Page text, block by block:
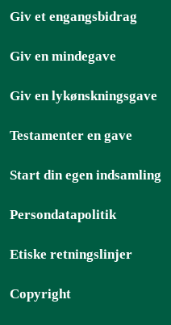
Giv et engangsbidrag
Giv en mindegave
Giv en lykønskningsgave
Testamenter en gave
Start din egen indsamling
Persondatapolitik
Etiske retningslinjer
Copyright